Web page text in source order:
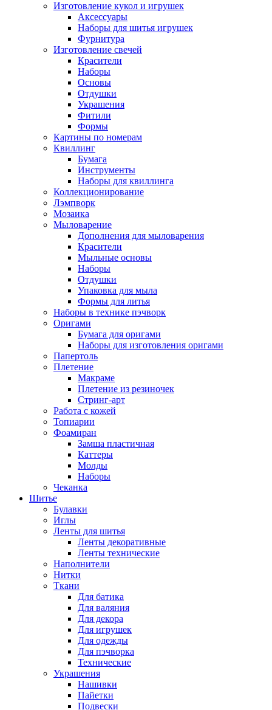
Изготовление кукол и игрушек
Аксессуары
Наборы для шитья игрушек
Фурнитура
Изготовление свечей
Красители
Наборы
Основы
Отдушки
Украшения
Фитили
Формы
Картины по номерам
Квиллинг
Бумага
Инструменты
Наборы для квиллинга
Коллекционирование
Лэмпворк
Мозаика
Мыловарение
Дополнения для мыловарения
Красители
Мыльные основы
Наборы
Отдушки
Упаковка для мыла
Формы для литья
Наборы в технике пэчворк
Оригами
Бумага для оригами
Наборы для изготовления оригами
Папертоль
Плетение
Макраме
Плетение из резиночек
Стринг-арт
Работа с кожей
Топиарии
Фоамиран
Замша пластичная
Каттеры
Молды
Наборы
Чеканка
Шитье
Булавки
Иглы
Ленты для шитья
Ленты декоративные
Ленты технические
Наполнители
Нитки
Ткани
Для батика
Для валяния
Для декора
Для игрушек
Для одежды
Для пэчворка
Технические
Украшения
Нашивки
Пайетки
Подвески